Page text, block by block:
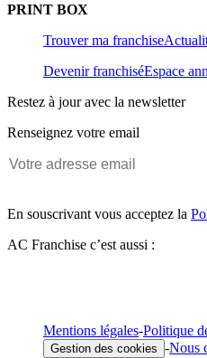
PRINT BOX
Trouver ma franchise
Devenir franchiséEspace
Restez à jour avec la newsletter
Renseignez votre email
En souscrivant vous acceptez la
AC Franchise c’est aussi :
Mentions légales-Politique
Gestion des cookies -Nous